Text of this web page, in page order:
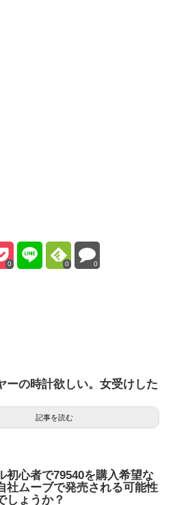
0 0 0
ーの時計欲しい。女受けした
記事を読む
初心者で79540を購入希望な
社ムーブで発売される可能性
しょうか？